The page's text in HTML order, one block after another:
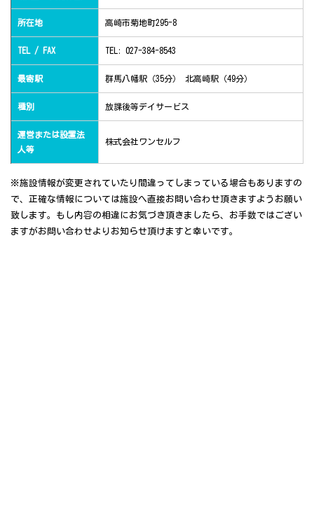
所在地 高崎市菊地町295-8
TEL / FAX TEL: 027-384-8543
最寄駅 群馬八幡駅（35分） 北高崎駅（49分）
種別 放課後等デイサービス
運営または設置法
人等
株式会社ワンセルフ
※施設情報が変更されていたり間違ってしまっている場合もありますの
で、正確な情報については施設へ直接お問い合わせ頂きますようお願い
致します。もし内容の相違にお気づき頂きましたら、お手数ではござい
ますがお問い合わせよりお知らせ頂けますと幸いです。